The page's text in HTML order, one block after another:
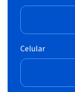
Celular